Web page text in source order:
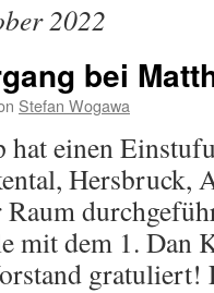
2022
bei
Stefan Wogawa
hat einen
Hersbruck,
mit dem 1. Dan